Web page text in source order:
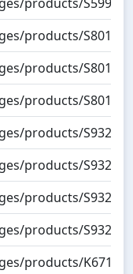
products/S801-
products/S801-
products/S801-
products/S932-
products/S932-
products/S932-
products/S932-
products/K671-